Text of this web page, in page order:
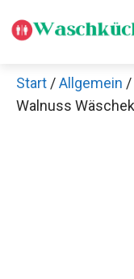
Inhalt
Start /Allgemein /
Walnuss